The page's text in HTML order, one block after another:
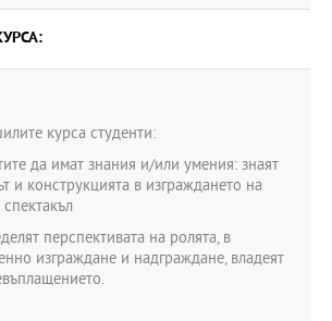
курса студенти:
да имат знания и/или умения: знаят
и конструкцията в изграждането на
перспективата на ролята, в
изграждане и надграждане, владеят